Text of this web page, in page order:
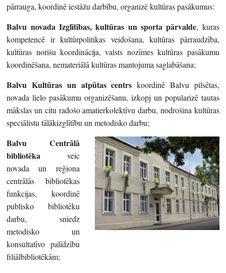
pārrauga, koordinē iestāžu darbību, organizē kultūras pasākumus:
Balvu novada Izglītības, kultūras un sporta pārvalde, kuras
kompetencē ir kultūrpolitikas veidošana, kultūras pārraudzība,
kultūras norišu koordinācija, valsts nozīmes kultūras pasākumu
koordinēšana, nemateriālā kultūras mantojuma saglabāšana;
Balvu Kultūras un atpūtas centrskoordinē Balvu pilsētas,
novada lielo pasākumu organizēšanu, izkopj un popularizē tautas
mākslas un citu radošo amatierkolektīvu darbu, nodrošina kultūras
speciālistu tālākizglītību un metodisko darbu;
Balvu Centrālā
bibliotēka veic
novada un reģiona
centrālās bibliotēkas
funkcijas, koordinē
publisko bibliotēku
darbu, sniedz
metodisko un
konsultatīvo palīdzību
filiālbibliotēkām;